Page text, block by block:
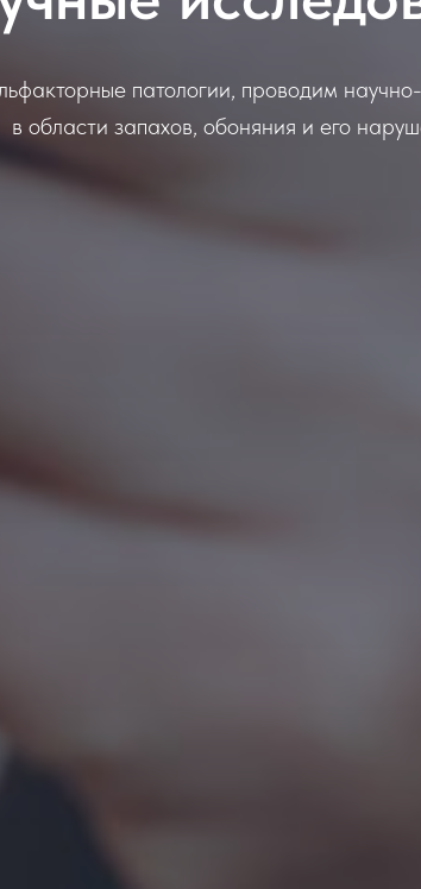
патологии, проводим
в области запахов, обоняния и его